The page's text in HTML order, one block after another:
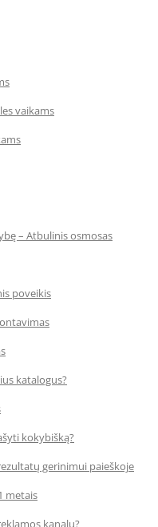
vaikams
– Atbulinis osmosas
poveikis
katalogus?
kokybišką?
gerinimui paieškoje
metais
kanalų?